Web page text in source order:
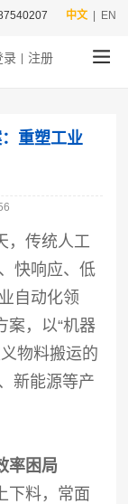
| EN
中文
录 注册
重塑工业
，传统人工
快响应、低
自动化领
案，以“机器
物料搬运的
新能源等产
率困局
下料，常面